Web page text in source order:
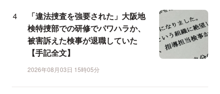
「違法捜査を強要された」大阪地
検特捜部での研修でパワハラか、
被害訴えた検事が退職していた
【手記全文】
2026年08月03日 15時05分